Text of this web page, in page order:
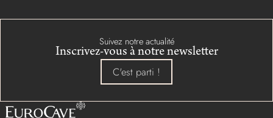
Suivez notre actualité
Inscrivez-vous à notre newsletter
C'est parti !